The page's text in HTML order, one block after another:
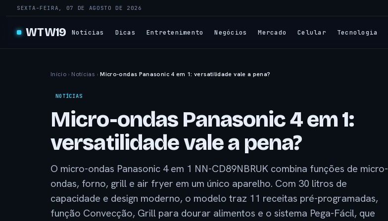
SEXTA-FEIRA, 07 DE AGOSTO DE 2026
WTW19 Notícias Dicas Entretenimento Negócios Mercado Celular Tecnologia
Início › Notícias › Micro-ondas Panasonic 4 em 1: versatilidade vale a pena?
NOTÍCIAS
Micro-ondas Panasonic 4 em 1:
versatilidade vale a pena?
O micro-ondas Panasonic 4 em 1 NN-CD89NBRUK combina funções de micro-
ondas, forno, grill e air fryer em um único aparelho. Com 30 litros de
capacidade e design moderno, o modelo traz 11 receitas pré-programadas,
função Convecção, Grill para dourar alimentos e o sistema Pega-Fácil, que